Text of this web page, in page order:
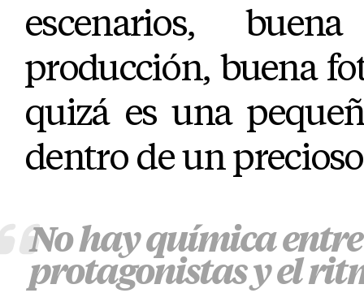
escenarios,
producción, buena
quizá es una
dentro de un
No hay química entre
protagonistas y el